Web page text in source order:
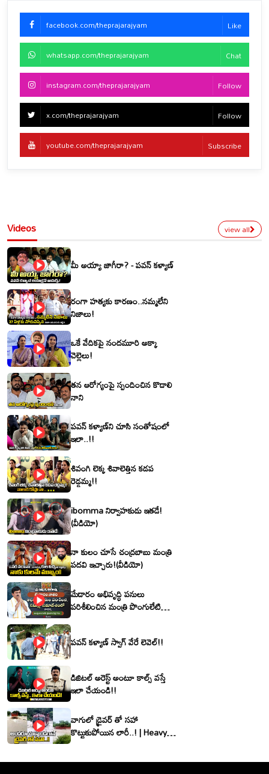
facebook.com/theprajarajyam Like
whatsapp.com/theprajarajyam Chat
instagram.com/theprajarajyam Follow
x.com/theprajarajyam Follow
youtube.com/theprajarajyam Subscribe
Videos view all
మీ అయ్యా జాగీరా? - పవన్ కళ్యాణ్
రంగా హత్యకు కారణం..నమ్మలేని
నిజాలు!
ఒకే వేదికపై నందమూరి అక్కా
చెల్లెలు!
తన ఆరోగ్యంపై స్పందించిన కొడాలి
నాని
పవన్ కళ్యాణ్‌ని చూసి సంతోషంలో
ఇలా..!!
శివంగి లెక్క శివాలెత్తిన కడప
రెడ్డమ్మ!!
ibomma నిర్వాహకుడు ఇతడే!
(వీడియో)
నా కులం చూసే చంద్రబాబు మంత్రి
పదవి ఇచ్చారు!(వీడియో)
మేడారం అభివృద్ధి పనులు
పరిశీలించిన మంత్రి పొంగులేటి
పవన్ కళ్యాణ్ స్వాగ్ వేరే లెవెల్!!
డిజిటల్ అరెస్ట్ అంటూ కాల్స్ వస్తే
ఇలా చేయండి!!
వాగులో డ్రైవర్ తో సహా
కొట్టుకుపోయిన లారీ..! | Heavy